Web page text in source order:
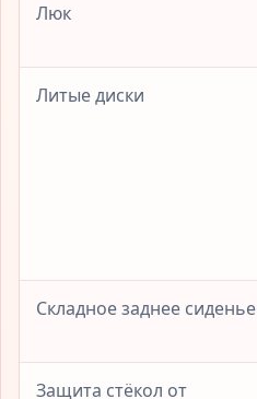
Люк
Литые диски
Складное заднее сиденье
Защита стёкол от